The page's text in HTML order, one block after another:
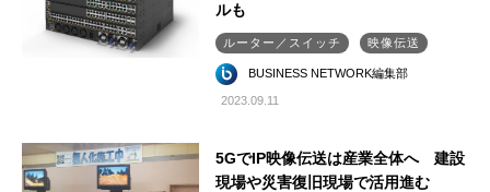
ルも
ルーター／スイッチ 映像伝送
BUSINESS NETWORK編集部
2023.09.11
5GでIP映像伝送は産業全体へ 建設
現場や災害復旧現場で活用進む